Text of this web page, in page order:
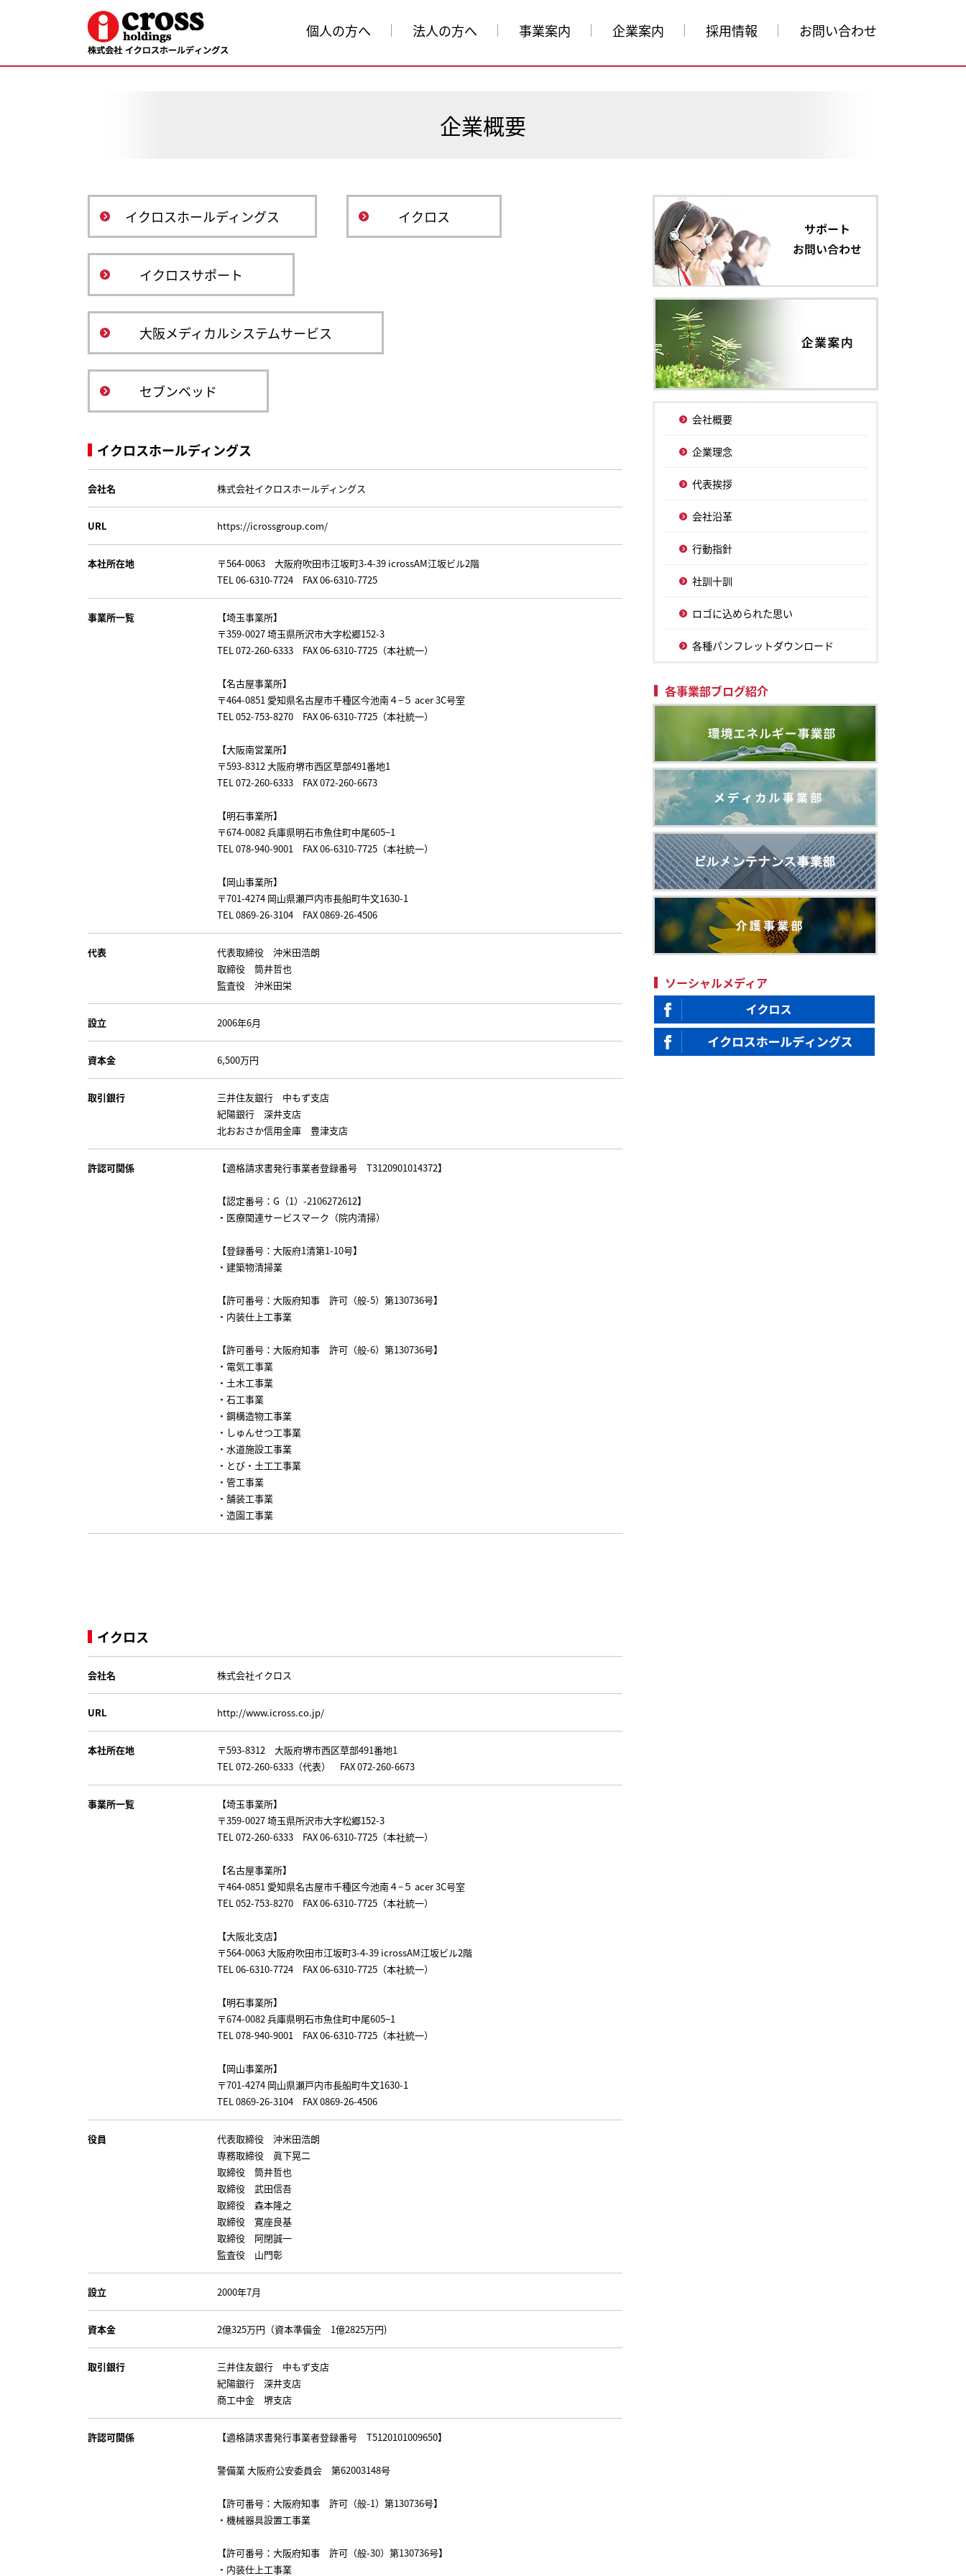
個人の方へ 法人の方へ 事業案内 企業案内 採用情報 お問い合わせ
企業概要
イクロスホールディングス イクロス
イクロスサポート
大阪メディカルシステムサービス
セブンベッド
イクロスホールディングス
会社名 株式会社イクロスホールディングス
URL https://icrossgroup.com/
本社所在地
〒564-0063 大阪府吹田市江坂町3-4-39 icrossAM江坂ビル2階
TEL 06-6310-7724 FAX 06-6310-7725
事業所一覧
【埼玉事業所】
〒359-0027 埼玉県所沢市大字松郷152-3
TEL 072-260-6333 FAX 06-6310-7725（本社統一）
【名古屋事業所】
〒464-0851 愛知県名古屋市千種区今池南４−５ acer 3C号室
TEL 052-753-8270 FAX 06-6310-7725（本社統一）
【大阪南営業所】
〒593-8312 大阪府堺市西区草部491番地1
TEL 072-260-6333 FAX 072-260-6673
【明石事業所】
〒674-0082 兵庫県明石市魚住町中尾605−1
TEL 078-940-9001 FAX 06-6310-7725（本社統一）
【岡山事業所】
〒701-4274 岡山県瀬戸内市長船町牛文1630-1
TEL 0869-26-3104 FAX 0869-26-4506
代表
代表取締役 沖米田浩朗
取締役 筒井哲也
監査役 沖米田栄
設立 2006年6月
資本金 6,500万円
取引銀行
三井住友銀行 中もず支店
紀陽銀行 深井支店
北おおさか信用金庫 豊津支店
許認可関係 【適格請求書発行事業者登録番号 T3120901014372】
【認定番号：G（1）-2106272612】
・医療関連サービスマーク（院内清掃）
【登録番号：大阪府1清第1-10号】
・建築物清掃業
【許可番号：大阪府知事 許可（般-5）第130736号】
・内装仕上工事業
【許可番号：大阪府知事 許可（般-6）第130736号】
・電気工事業
・土木工事業
・石工事業
・鋼構造物工事業
・しゅんせつ工事業
・水道施設工事業
・とび・土工工事業
・管工事業
・舗装工事業
・造園工事業
イクロス
会社名 株式会社イクロス
URL http://www.icross.co.jp/
本社所在地
〒593-8312 大阪府堺市西区草部491番地1
TEL 072-260-6333（代表） FAX 072-260-6673
事業所一覧
【埼玉事業所】
〒359-0027 埼玉県所沢市大字松郷152-3
TEL 072-260-6333 FAX 06-6310-7725（本社統一）
【名古屋事業所】
〒464-0851 愛知県名古屋市千種区今池南４−５ acer 3C号室
TEL 052-753-8270 FAX 06-6310-7725（本社統一）
【大阪北支店】
〒564-0063 大阪府吹田市江坂町3-4-39 icrossAM江坂ビル2階
TEL 06-6310-7724 FAX 06-6310-7725（本社統一）
【明石事業所】
〒674-0082 兵庫県明石市魚住町中尾605−1
TEL 078-940-9001 FAX 06-6310-7725（本社統一）
【岡山事業所】
〒701-4274 岡山県瀬戸内市長船町牛文1630-1
TEL 0869-26-3104 FAX 0869-26-4506
役員
代表取締役 沖米田浩朗
専務取締役 眞下晃二
取締役 筒井哲也
取締役 武田信吾
取締役 森本隆之
取締役 寛座良基
取締役 阿閉誠一
監査役 山門彰
設立 2000年7月
資本金 2億325万円（資本準備金 1億2825万円)
取引銀行
三井住友銀行 中もず支店
紀陽銀行 深井支店
商工中金 堺支店
許認可関係 【適格請求書発行事業者登録番号 T5120101009650】
警備業 大阪府公安委員会 第62003148号
【許可番号：大阪府知事 許可（般-1）第130736号】
・機械器具設置工事業
【許可番号：大阪府知事 許可（般-30）第130736号】
・内装仕上工事業
会社概要
企業理念
代表挨拶
会社沿革
行動指針
社訓十訓
ロゴに込められた思い
各種パンフレットダウンロード
各事業部ブログ紹介
ソーシャルメディア